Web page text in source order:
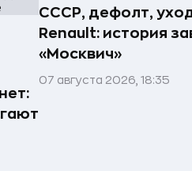
СССР, дефолт,
Renault: история
«Москвич»
07 августа 2026, 18:35